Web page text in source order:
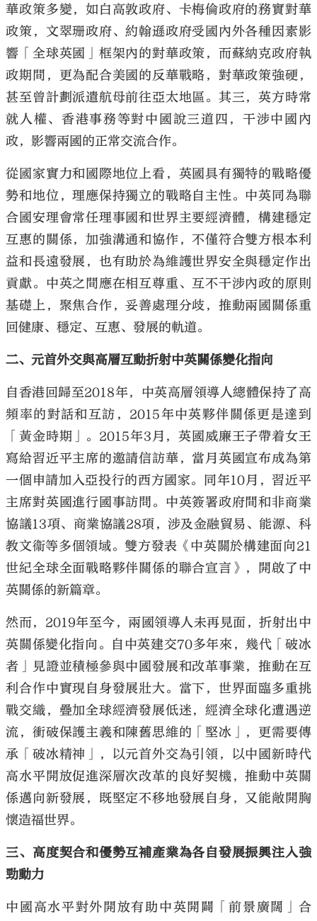
華政策多變，如白高敦政府、卡梅倫政府的務實對華
政策，文翠珊政府、約翰遜政府受國內外各種因素影
響「全球英國」框架內的對華政策，而蘇納克政府執
政期間，更為配合美國的反華戰略，對華政策強硬，
甚至曾計劃派遣航母前往亞太地區。其三，英方時常
就人權、香港事務等對中國說三道四，干涉中國內
政，影響兩國的正常交流合作。
從國家實力和國際地位上看，英國具有獨特的戰略優
勢和地位，理應保持獨立的戰略自主性。中英同為聯
合國安理會常任理事國和世界主要經濟體，構建穩定
互惠的關係，加強溝通和協作，不僅符合雙方根本利
益和長遠發展，也有助於為維護世界安全與穩定作出
貢獻。中英之間應在相互尊重、互不干涉內政的原則
基礎上，聚焦合作，妥善處理分歧，推動兩國關係重
回健康、穩定、互惠、發展的軌道。
二、元首外交與高層互動折射中英關係變化指向
自香港回歸至2018年，中英高層領導人總體保持了高
頻率的對話和互訪，2015年中英夥伴關係更是達到
「黃金時期」。2015年3月，英國威廉王子帶着女王
寫給習近平主席的邀請信訪華，當月英國宣布成為第
一個申請加入亞投行的西方國家。同年10月，習近平
主席對英國進行國事訪問。中英簽署政府間和非商業
協議13項、商業協議28項，涉及金融貿易、能源、科
教文衞等多個領域。雙方發表《中英關於構建面向21
世紀全球全面戰略夥伴關係的聯合宣言》，開啟了中
英關係的新篇章。
然而，2019年至今，兩國領導人未再見面，折射出中
英關係變化指向。自中英建交70多年來，幾代「破冰
者」見證並積極參與中國發展和改革事業，推動在互
利合作中實現自身發展壯大。當下，世界面臨多重挑
戰交織，疊加全球經濟發展低迷，經濟全球化遭遇逆
流，衝破保護主義和陳舊思維的「堅冰」，更需要傳
承「破冰精神」，以元首外交為引領，以中國新時代
高水平開放促進深層次改革的良好契機，推動中英關
係邁向新發展，既堅定不移地發展自身，又能敞開胸
懷造福世界。
三、高度契合和優勢互補產業為各自發展振興注入強
勁動力
中國高水平對外開放有助中英開闢「前景廣闊」合